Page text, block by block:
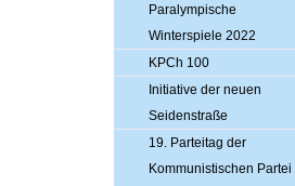
Paralympische
Winterspiele 2022
KPCh 100
Initiative der neuen
Seidenstraße
19. Parteitag der
Kommunistischen Partei